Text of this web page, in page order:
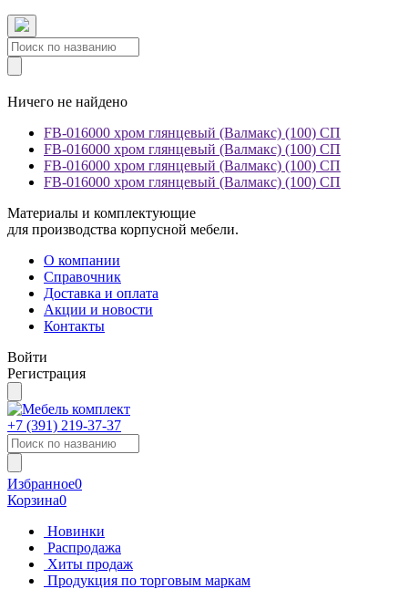
Ничего не найдено
FB-016000 хром глянцевый (Валмакс) (100) СП
FB-016000 хром глянцевый (Валмакс) (100) СП
FB-016000 хром глянцевый (Валмакс) (100) СП
FB-016000 хром глянцевый (Валмакс) (100) СП
Материалы и комплектующие
для производства корпусной мебели.
О компании
Справочник
Доставка и оплата
Акции и новости
Контакты
Войти
Регистрация
+7 (391) 219-37-37
Избранное0
Корзина0
Новинки
Распродажа
Хиты продаж
Продукция по торговым маркам